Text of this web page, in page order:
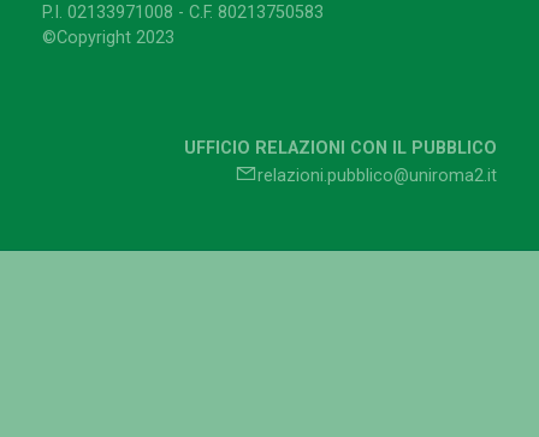
P.I. 02133971008 - C.F. 80213750583
©Copyright 2023
UFFICIO RELAZIONI CON IL PUBBLICO
relazioni.pubblico@uniroma2.it